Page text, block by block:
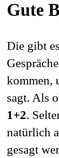
Gute
Die gibt
kommen,
sagt. Als
1+2.
natürlich
gesagt